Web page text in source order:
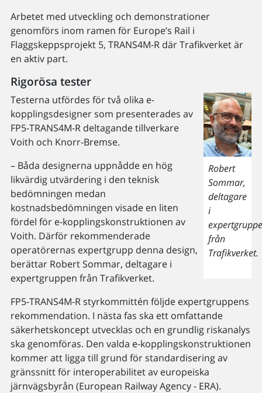
Arbetet med utveckling och demonstrationer
genomförs inom ramen för Europe’s Rail i
Flaggskeppsprojekt 5, TRANS4M-R där Trafikverket är
en aktiv part.
Rigorösa tester
Robert
Sommar,
deltagare
i
från
Trafikverket.
Testerna utfördes för två olika e-
kopplingsdesigner som presenterades av
FP5-TRANS4M-R deltagande tillverkare
Voith och Knorr-Bremse.
– Båda designerna uppnådde en hög
likvärdig utvärdering i den teknisk
bedömningen medan
kostnadsbedömningen visade en liten
fördel för e-kopplingskonstruktionen av
Voith. Därför rekommenderade
operatörernas expertgrupp denna design,
berättar Robert Sommar, deltagare i
expertgruppen från Trafikverket.
FP5-TRANS4M-R styrkommittén följde expertgruppens
rekommendation. I nästa fas ska ett omfattande
säkerhetskoncept utvecklas och en grundlig riskanalys
ska genomföras. Den valda e-kopplingskonstruktionen
kommer att ligga till grund för standardisering av
gränssnitt för interoperabilitet av europeiska
järnvägsbyrån (European Railway Agency - ERA).